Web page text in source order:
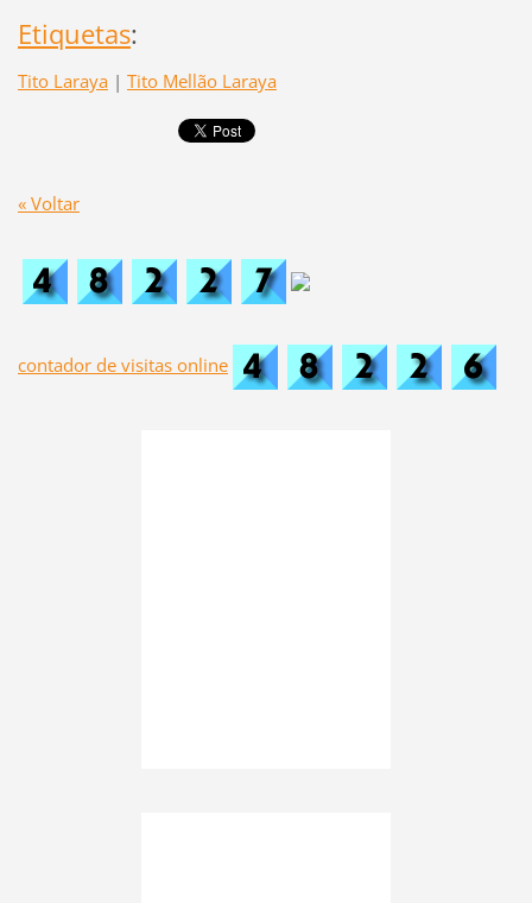
Etiquetas:
Tito Laraya | Tito Mellão Laraya
« Voltar
contador de visitas online